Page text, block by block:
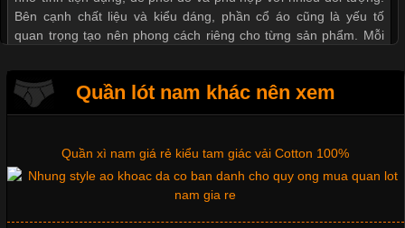
Bên cạnh chất liệu và kiểu dáng, phần cổ áo cũng là yếu tố
quan trọng tạo nên phong cách riêng cho từng sản phẩm. Mỗi
Những Mẫu Áo Thun Đồng Phục Công Ty Được Ưa
Chuộng Hiện Nay
Cập nhật 2026-06-01 14:23:34
Quần lót nam khác nên xem
Quần xì nam giá rẻ kiểu tam giác vải Cotton 100%